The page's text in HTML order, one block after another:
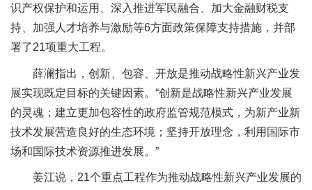
识产权保护和运用、深入推进军民融合、加大金融财税支
持、加强人才培养与激励等6方面政策保障支持措施，并部
署了21项重大工程。
薛澜指出，创新、包容、开放是推动战略性新兴产业发
展实现既定目标的关键因素。“创新是战略性新兴产业发展
的灵魂；建立更加包容性的政府监管规范模式，为新产业新
技术发展营造良好的生态环境；坚持开放理念，利用国际市
场和国际技术资源推进发展。”
姜江说，21个重点工程作为推动战略性新兴产业发展的